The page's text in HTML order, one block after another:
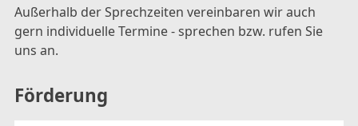
Außerhalb der Sprechzeiten vereinbaren wir auch
gern individuelle Termine - sprechen bzw. rufen Sie
uns an.
Förderung